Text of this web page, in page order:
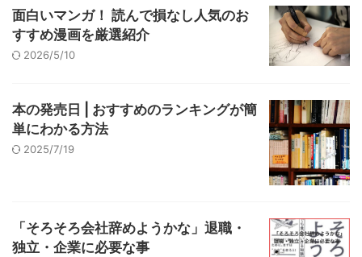
面白いマンガ！ 読んで損なし人気のお
すすめ漫画を厳選紹介
2026/5/10
本の発売日 | おすすめのランキングが簡
単にわかる方法
2025/7/19
「そろそろ会社辞めようかな」退職・
独立・企業に必要な事